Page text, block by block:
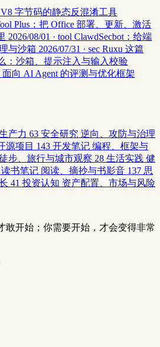
V8 字节码的静态反混淆工具
Plus：把 Office 部署、更新、激活
2026/08/01 · tool ClawdSecbot：给端
与沙箱 2026/07/31 · sec Ruxu 这篇
：沙箱、提示注入与输入校验
面向 AI Agent 的评测与优化框架
产力 63 安全研究 逆向、攻防与治理
源项目 143 开发笔记 编程、框架与
步、旅行与城市观察 28 生活实践 健
读书笔记 阅读、摘抄与书影音 137 思
41 投资认知 资产配置、市场与风险
敢开始；你需要开始，才会变得非常